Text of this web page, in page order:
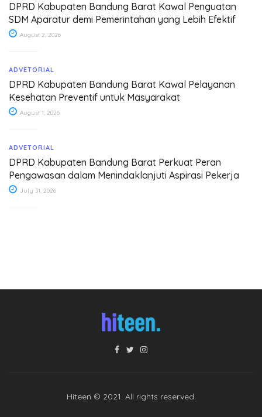
DPRD Kabupaten Bandung Barat Kawal Penguatan
SDM Aparatur demi Pemerintahan yang Lebih Efektif
August 2, 2026
ADVETORIAL
DPRD Kabupaten Bandung Barat Kawal Pelayanan
Kesehatan Preventif untuk Masyarakat
August 1, 2026
ADVETORIAL
DPRD Kabupaten Bandung Barat Perkuat Peran
Pengawasan dalam Menindaklanjuti Aspirasi Pekerja
July 31, 2026
Hiteen © 2021. All rights reserved.